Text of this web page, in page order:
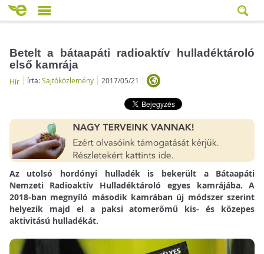
Betelt a bátaapáti radioaktív hulladéktároló
első kamrája
Hír írta:Sajtóközlemény 2017/05/21
Az utolsó hordónyi hulladék is bekerült a Bátaapáti
Nemzeti Radioaktív Hulladéktároló egyes kamrájába. A
2018-ban megnyíló második kamrában új módszer szerint
helyezik majd el a paksi atomerőmű kis- és közepes
aktivitású hulladékát.